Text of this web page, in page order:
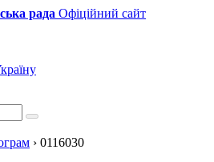
рада Офіційний сайт
› 0116030